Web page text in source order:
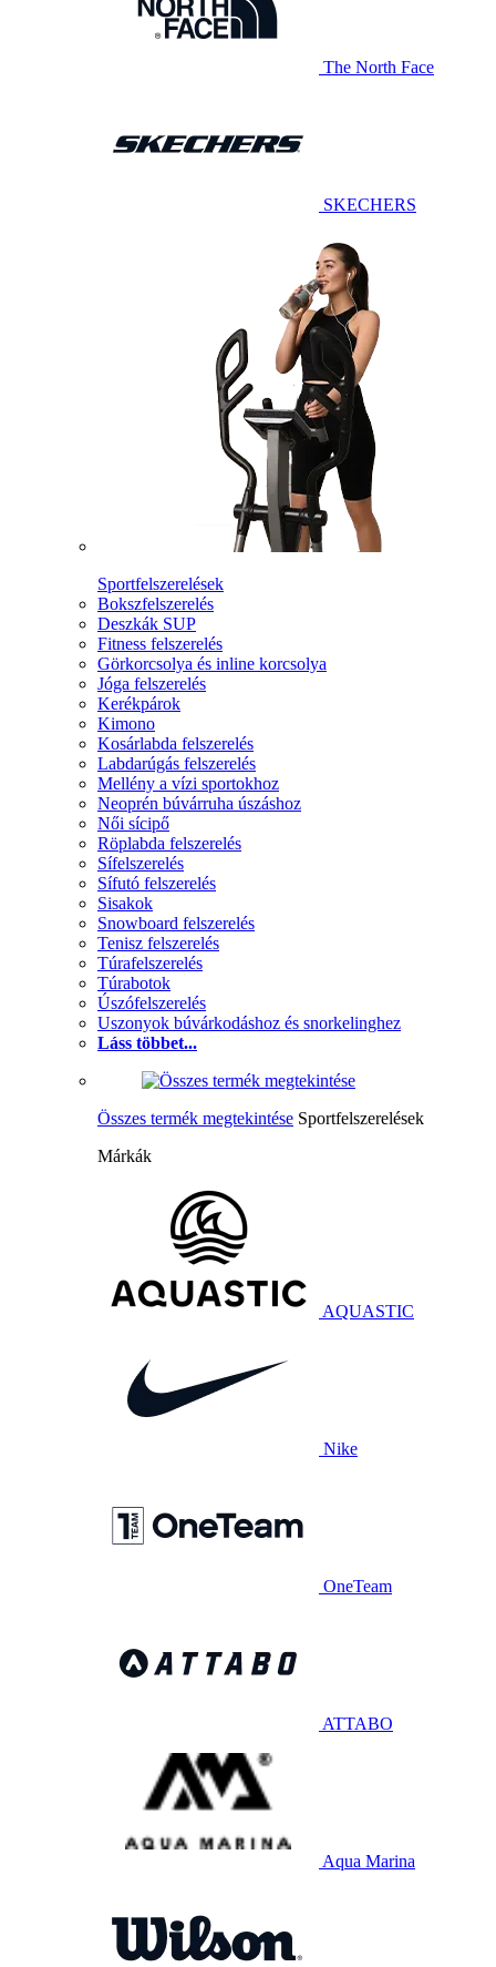
The North Face
SKECHERS
Sportfelszerelések
Bokszfelszerelés
Deszkák SUP
Fitness felszerelés
Görkorcsolya és inline korcsolya
Jóga felszerelés
Kerékpárok
Kimono
Kosárlabda felszerelés
Labdarúgás felszerelés
Mellény a vízi sportokhoz
Neoprén búvárruha úszáshoz
Női sícipő
Röplabda felszerelés
Sífelszerelés
Sífutó felszerelés
Sisakok
Snowboard felszerelés
Tenisz felszerelés
Túrafelszerelés
Túrabotok
Úszófelszerelés
Uszonyok búvárkodáshoz és snorkelinghez
Láss többet...
Összes termék megtekintése Sportfelszerelések
Márkák
AQUASTIC
Nike
OneTeam
ATTABO
Aqua Marina